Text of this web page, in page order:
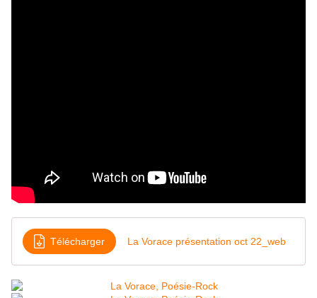
Télécharger La Vorace présentation oct 22_web